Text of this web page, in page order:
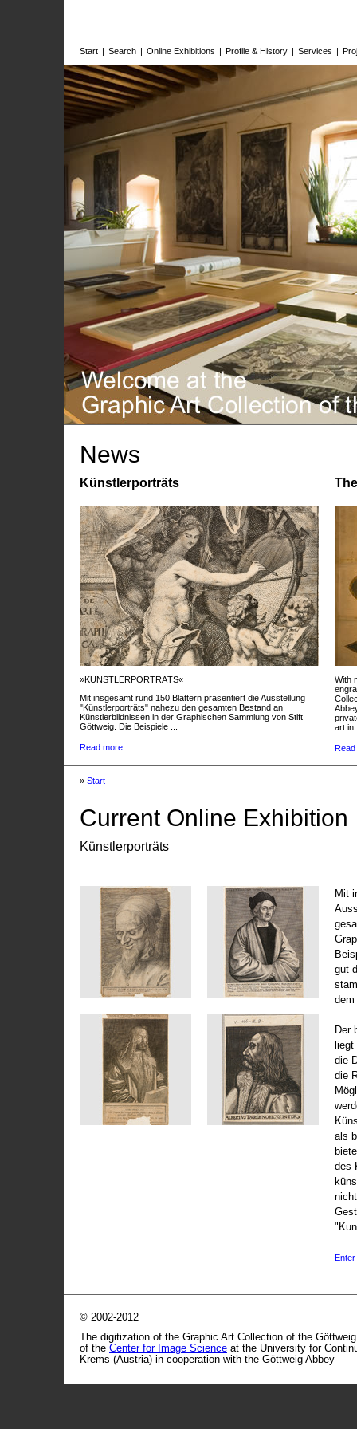
Start | Search | Online Exhibitions | Profile & History | Services |
News
Künstlerporträts
»KÜNSTLERPORTRÄTS«
Mit insgesamt rund 150 Blättern präsentiert die Ausstellung
"Künstlerporträts" nahezu den gesamten Bestand an
Künstlerbildnissen in der Graphischen Sammlung von Stift
Göttweig. Die Beispiele ...
Read more
With
art in
» Start
Current Online Exhibition
Künstlerporträts
Mit
gut
dem
Der
die
die
als
des
Enter
© 2002-2012
The digitization of the Graphic Art Collection of the
of the Center for Image Science at the University for
Krems (Austria) in cooperation with the Göttweig Abbey